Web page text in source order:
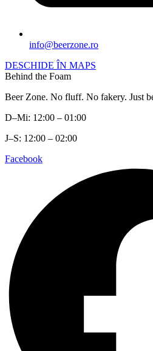
info@beerzone.ro
DESCHIDE ÎN MAPS
Behind the Foam
Beer Zone. No fluff. No fakery. Just
D–Mi: 12:00 – 01:00
J–S: 12:00 – 02:00
Facebook